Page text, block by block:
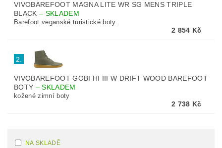
VIVOBAREFOOT MAGNA LITE WR SG MENS TRIPLE
BLACK– SKLADEM
Barefoot veganské turistické boty.
2 854 Kč
2.
VIVOBAREFOOT GOBI HI III W DRIFT WOOD BAREFOOT
BOTY –SKLADEM
kožené zimní boty
2 738 Kč
NA SKLADĚ